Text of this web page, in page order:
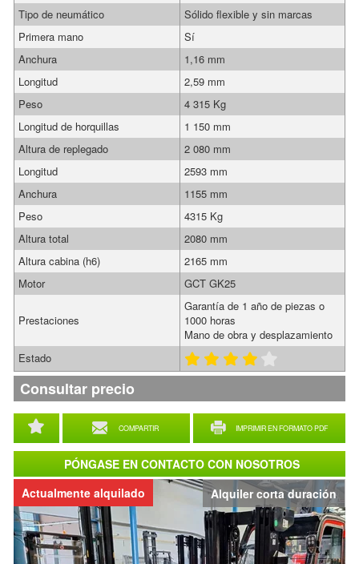
Alquiler corta duración
Actualmente alquilado
COMPARTIR IMPRIMIR EN FORMATO PDF
Tipo de neumático
Sólido flexible y sin marcas
Primera mano
Sí
Anchura
1,16 mm
Longitud
2,59 mm
Peso
4 315 Kg
Longitud de horquillas
1 150 mm
Altura de replegado
2 080 mm
Longitud
2593 mm
Anchura
1155 mm
Peso
4315 Kg
Altura total
2080 mm
Altura cabina (h6)
2165 mm
Motor
GCT GK25
Prestaciones
Garantía de 1 año de piezas o
1000 horas
Mano de obra y desplazamiento
Estado
Consultar precio
PÓNGASE EN CONTACTO CON NOSOTROS